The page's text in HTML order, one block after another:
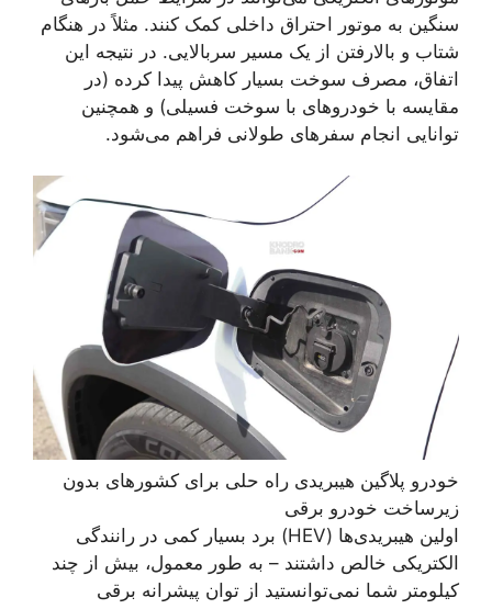
سنگین به موتور احتراق داخلی کمک کنند. مثلاً در هنگام
شتاب و بالارفتن از یک مسیر سربالایی. در نتیجه این
اتفاق، مصرف سوخت بسیار کاهش پیدا کرده (در
مقایسه با خودروهای با سوخت فسیلی) و همچنین
توانایی انجام سفرهای طولانی فراهم می‌شود.
خودرو پلاگین هیبریدی راه حلی برای کشورهای بدون
زیرساخت خودرو برقی
اولین هیبریدی‌ها (HEV) برد بسیار کمی در رانندگی
الکتریکی خالص داشتند – به طور معمول، بیش از چند
کیلومتر شما نمی‌توانستید از توان پیشرانه برقی